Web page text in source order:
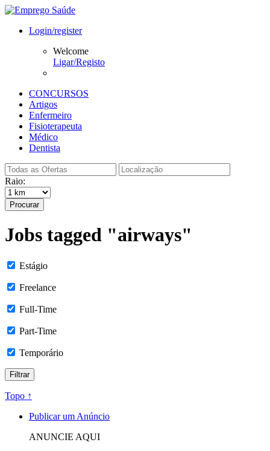
Login/register
Welcome
Ligar/Registo
CONCURSOS
Artigos
Enfermeiro
Fisioterapeuta
Médico
Dentista
Raio:
Procurar
Jobs tagged "airways"
Estágio
Freelance
Full-Time
Part-Time
Temporário
Topo ↑
Publicar um Anúncio
ANUNCIE AQUI